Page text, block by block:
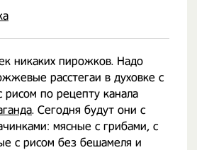
никаких пирожков. Надо
расстегаи в духовке с
по рецепту канала
. Сегодня будут они с
мясные с грибами, с
с рисом без бешамеля и